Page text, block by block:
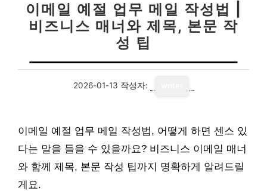
이메일 예절 업무 메일 작성법 |
비즈니스 매너와 제목, 본문 작
성 팁
2026-01-13 작성자:
이메일 예절 업무 메일 작성법, 어떻게 하면 센스 있
다는 말을 들을 수 있을까요? 비즈니스 이메일 매너
와 함께 제목, 본문 작성 팁까지 명확하게 알려드릴
게요.